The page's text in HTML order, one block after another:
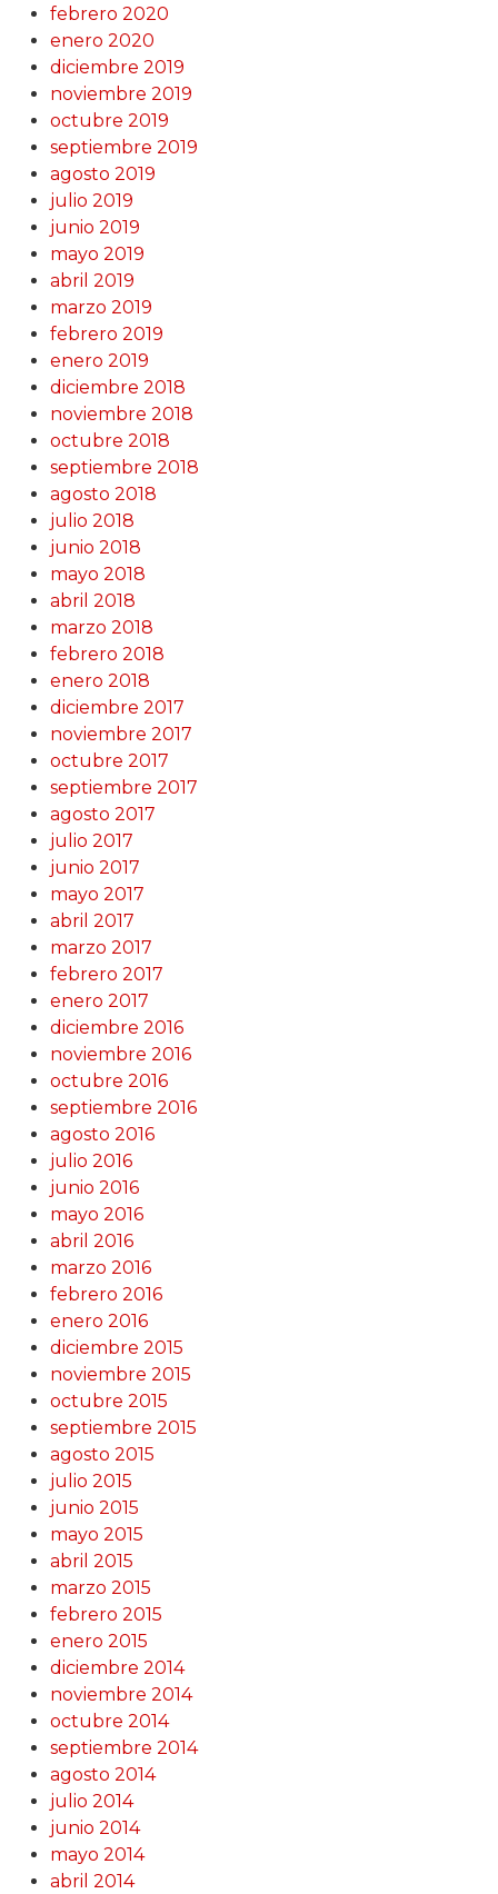
febrero 2020
enero 2020
diciembre 2019
noviembre 2019
octubre 2019
septiembre 2019
agosto 2019
julio 2019
junio 2019
mayo 2019
abril 2019
marzo 2019
febrero 2019
enero 2019
diciembre 2018
noviembre 2018
octubre 2018
septiembre 2018
agosto 2018
julio 2018
junio 2018
mayo 2018
abril 2018
marzo 2018
febrero 2018
enero 2018
diciembre 2017
noviembre 2017
octubre 2017
septiembre 2017
agosto 2017
julio 2017
junio 2017
mayo 2017
abril 2017
marzo 2017
febrero 2017
enero 2017
diciembre 2016
noviembre 2016
octubre 2016
septiembre 2016
agosto 2016
julio 2016
junio 2016
mayo 2016
abril 2016
marzo 2016
febrero 2016
enero 2016
diciembre 2015
noviembre 2015
octubre 2015
septiembre 2015
agosto 2015
julio 2015
junio 2015
mayo 2015
abril 2015
marzo 2015
febrero 2015
enero 2015
diciembre 2014
noviembre 2014
octubre 2014
septiembre 2014
agosto 2014
julio 2014
junio 2014
mayo 2014
abril 2014